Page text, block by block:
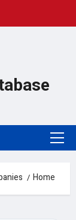
Primary
Home